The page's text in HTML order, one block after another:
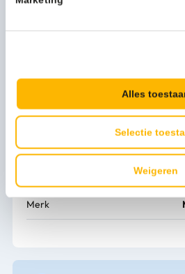
Alles
Selectie
Weigeren
Is uw damestoilet al voorzien van
Artikel breedte mm
Artikel lengte mm
Merk